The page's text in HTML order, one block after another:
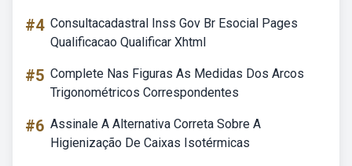
#4 Consultacadastral Inss Gov Br Esocial Pages
Qualificacao Qualificar Xhtml
#5 Complete Nas Figuras As Medidas Dos Arcos
Trigonométricos Correspondentes
#6 Assinale A Alternativa Correta Sobre A
Higienização De Caixas Isotérmicas